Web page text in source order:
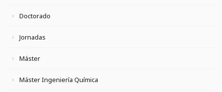
Doctorado
Jornadas
Máster
Máster Ingeniería Química